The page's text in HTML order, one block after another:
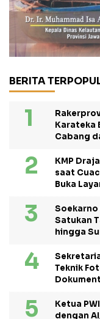
BERITA
Karateka
Cabang
KMP
saat
Buka
Soekarno
Satukan
hingga
Teknik
Ketua
dengan